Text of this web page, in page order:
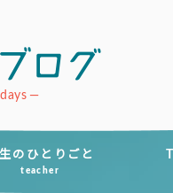
のひとりごと
teacher